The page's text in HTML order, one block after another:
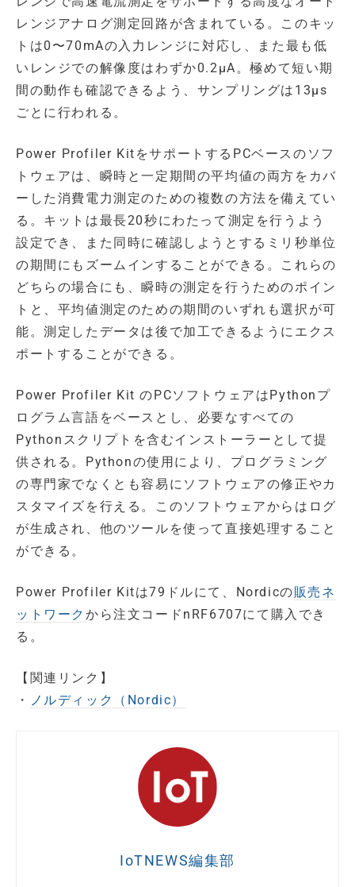
レンジアナログ測定回路が含まれている。このキッ
トは0〜70mAの入力レンジに対応し、また最も低
いレンジでの解像度はわずか0.2µA。極めて短い期
間の動作も確認できるよう、サンプリングは13µs
ごとに行われる。
Power Profiler KitをサポートするPCベースのソフ
トウェアは、瞬時と一定期間の平均値の両方をカバ
ーした消費電力測定のための複数の方法を備えてい
る。キットは最長20秒にわたって測定を行うよう
設定でき、また同時に確認しようとするミリ秒単位
の期間にもズームインすることができる。これらの
どちらの場合にも、瞬時の測定を行うためのポイン
トと、平均値測定のための期間のいずれも選択が可
能。測定したデータは後で加工できるようにエクス
ポートすることができる。
Power Profiler Kit のPCソフトウェアはPythonプ
ログラム言語をベースとし、必要なすべての
Pythonスクリプトを含むインストーラーとして提
供される。Pythonの使用により、プログラミング
の専門家でなくとも容易にソフトウェアの修正やカ
スタマイズを行える。このソフトウェアからはログ
が生成され、他のツールを使って直接処理すること
ができる。
Power Profiler Kitは79ドルにて、Nordicの販売ネ
ットワーク から注文コードnRF6707にて購入でき
る。
【関連リンク】
・ ノルディック（Nordic）
IoTNEWS編集部